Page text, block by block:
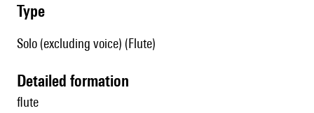
type
Solo (excluding voice) (Flute)
detailed formation
flute